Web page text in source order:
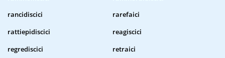
rancidiscici
rarefaici
rattiepidiscici
reagiscici
regrediscici
retraici